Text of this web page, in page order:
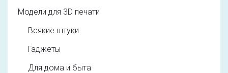
Модели для 3D печати
Всякие штуки
Гаджеты
Для дома и быта